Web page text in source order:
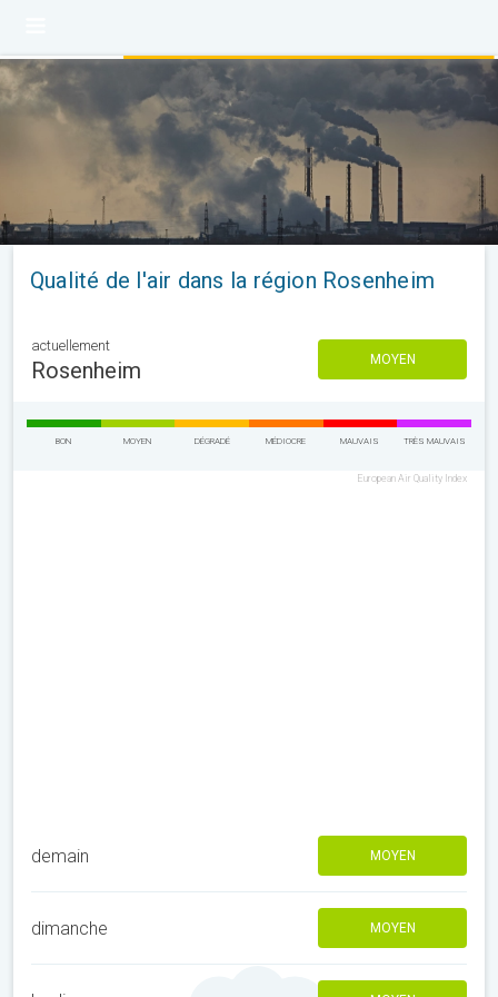
Qualité de l'air dans la région Rosenheim
actuellement
Rosenheim MOYEN
BON MOYEN DÉGRADÉ MÉDIOCRE MAUVAIS TRÈS MAUVAIS
European Air Quality Index
demain MOYEN
dimanche MOYEN